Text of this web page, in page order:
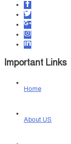
Important Links
Home
About US